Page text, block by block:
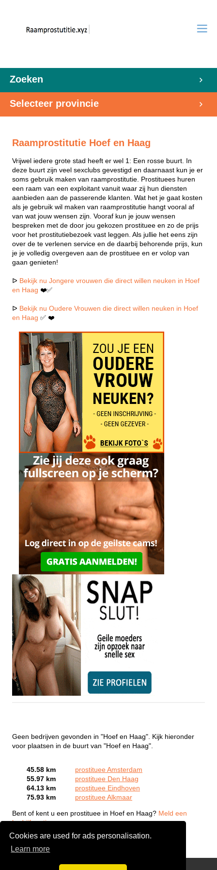
Cookies are used for ads personalisation.
Learn more
Zoeken
Selecteer provincie
Raamprostitutie Hoef en Haag
Vrijwel iedere grote stad heeft er wel 1: Een rosse buurt. In
deze buurt zijn veel sexclubs gevestigd en daarnaast kun je er
soms gebruik maken van raamprostitutie. Prostituees huren
een raam van een exploitant vanuit waar zij hun diensten
aanbieden aan de passerende klanten. Wat het je gaat kosten
als je gebruik wil maken van raamprostitutie hangt vooral af
van wat jouw wensen zijn. Vooraf kun je jouw wensen
bespreken met de door jou gekozen prostituee en zo de prijs
voor het prostitutiebezoek vast leggen. Als jullie het eens zijn
over de te verlenen service en de daarbij behorende prijs, kun
je je volledig overgeven aan de prostituee en er volop van
gaan genieten!
ᐅ Bekijk nu Jongere vrouwen die direct willen neuken in Hoef
en Haag ❤️✅
ᐅ Bekijk nu Oudere Vrouwen die direct willen neuken in Hoef
en Haag ✅ ❤️
Geen bedrijven gevonden in "Hoef en Haag". Kijk hieronder
voor plaatsen in de buurt van "Hoef en Haag".
45.58 km
prostituee Amsterdam
55.97 km
prostituee Den Haag
64.13 km
prostituee Eindhoven
75.93 km
prostituee Alkmaar
Bent of kent u een prostituee in Hoef en Haag? Meld een
bedrijf gratis aan